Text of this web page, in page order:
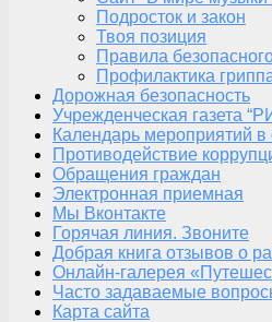
Подросток и закон
Твоя позиция
Правила
Профилактика
Дорожная безопасность
Учрежденческая газета
Календарь мероприятий
Противодействие
Обращения граждан
Электронная приемная
Мы Вконтакте
Горячая линия. Звоните
Добрая книга отзывов о
Онлайн-галерея
Часто задаваемые
Карта сайта